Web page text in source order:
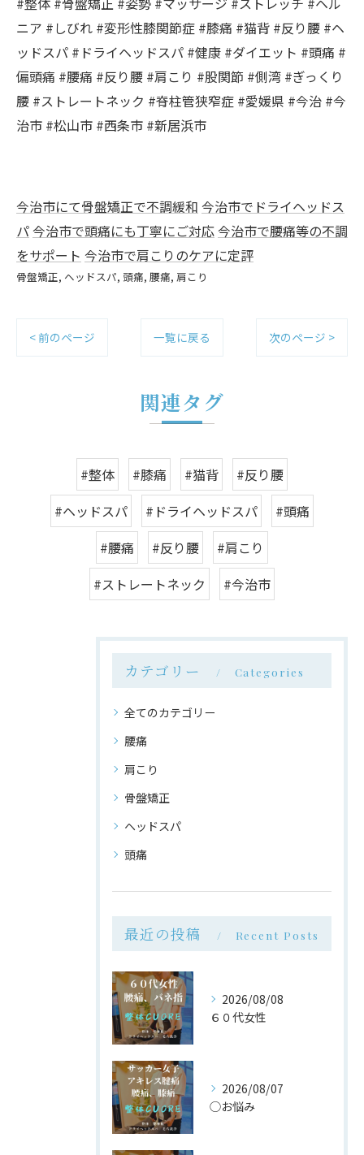
ニア #しびれ #変形性膝関節症 #膝痛 #猫背 #反り腰 #ヘ
ッドスパ #ドライヘッドスパ #健康 #ダイエット #頭痛 #
偏頭痛 #腰痛 #反り腰 #肩こり #股関節 #側湾 #ぎっくり
腰 #ストレートネック #脊柱管狭窄症 #愛媛県 #今治 #今
治市 #松山市 #西条市 #新居浜市
今治市にて骨盤矯正で不調緩和 今治市でドライヘッドス
パ今治市で頭痛にも丁寧にご対応今治市で腰痛等の不調
をサポート 今治市で肩こりのケアに定評
骨盤矯正 ヘッドスパ 頭痛 腰痛 肩こり
< 前のページ 一覧に戻る 次のページ >
関連タグ
#整体 #膝痛 #猫背
#反り腰
#ヘッドスパ
#ドライヘッドスパ
#頭痛
#腰痛
#反り腰
#肩こり
#ストレートネック
#今治市
カテゴリー Categories
全てのカテゴリー
腰痛
肩こり
骨盤矯正
ヘッドスパ
頭痛
最近の投稿 Recent Posts
2026/08/08
６０代女性
2026/08/07
◯お悩み